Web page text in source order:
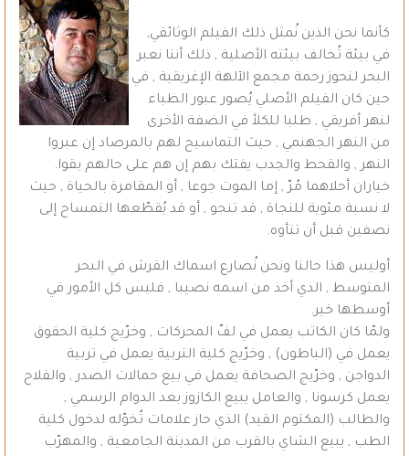
كأنما نحن الذين نُمثل ذلك الفيلم الوثائقي,
في بيئة تُخالف بيئته الأصلية , ذلك أننا نعبر
البحر لنحوز رحمة مجمع الآلهة الإغريقية , في
حين كان الفيلم الأصلي يُصور عبور الظباء
لنهر أفريقي , طلبا للكلأ في الضفة الأخرى
من النهر الجهنمي , حيث التماسيح لهم بالمرصاد إن عبروا
النهر , والقحط والجدب يفتك بهم إن هم على حالهم بقوا.
خياران أحلاهما مُرّ , إما الموت جوعا , أو المقامرة بالحياة , حيث
لا نسبة مئوية للنجاة , قد تنجو , أو قد يُقطّعها التمساح إلى
نصفين قبل أن تتأوه.
أوليس هذا حالنا ونحن نُصارع اسماك القرش في البحر
المتوسط , الذي أخذ من اسمه نصيبا , فليس كل الأمور في
أوسطها خير.
ولمّا كان الكاتب يعمل في لفّ المحركات , وخرّيج كلية الحقوق
يعمل في (الباطون) , وخرّيج كلية التربية يعمل في تربية
الدواجن , وخرّيج الصحافة يعمل في بيع حمالات الصدر , والفلاح
يعمل كرسونا , والعامل يبيع الكازوز بعد الدوام الرسمي ,
والطالب (المكتوم القيد) الذي حاز علامات تُخوّله لدخول كلية
الطب , يبيع الشاي بالقرب من المدينة الجامعية , والمهرّب